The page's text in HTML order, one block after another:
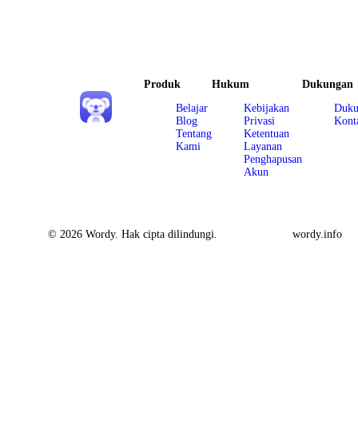
Produk
Belajar
Blog
Tentang
Kami
Hukum
Kebijakan
Privasi
Ketentuan
Layanan
Penghapusan
Akun
Dukungan
© 2026 Wordy. Hak cipta dilindungi. wordy.info